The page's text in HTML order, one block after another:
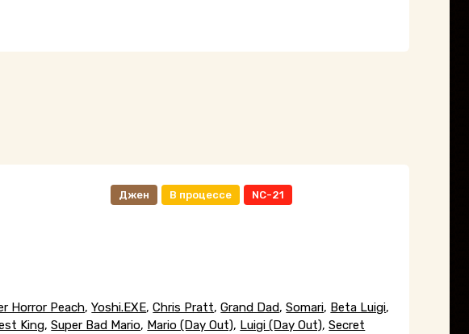
Джен В процессе NC-21
Horror Peach,Yoshi.EXE,Chris Pratt,Grand Dad,Somari, Beta Luigi,
King,Super Bad Mario, Mario (Day Out), Luigi (Day Out),Secret